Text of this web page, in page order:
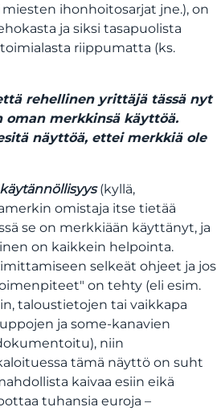
ihonhoitosarjat jne.), on
ja siksi tasapuolista
riippumatta (ks.
rehellinen yrittäjä tässä nyt
merkkinsä käyttöä.
näyttöä, ettei merkkiä ole
(kyllä,
omistaja itse tietää
se on merkkiään käyttänyt, ja
on kaikkein helpointa.
selkeät ohjeet ja jos
on tehty (eli esim.
taloustietojen tai vaikkapa
ja some-kanavien
niin
tämä näyttö on suht
kaivaa esiin eikä
tuhansia euroja –